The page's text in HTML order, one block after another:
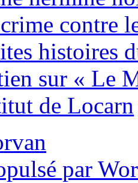
contre
histoires
sur « Le
de Locarn
par